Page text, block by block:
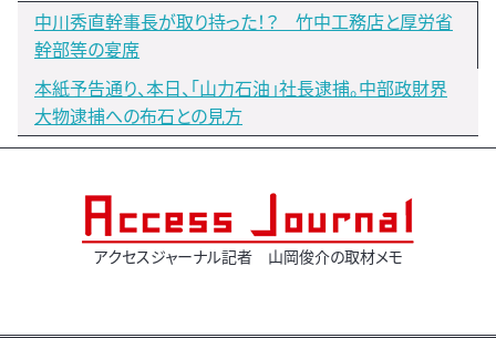
中川秀直幹事長が取り持った！？ 竹中工務店と厚労省
幹部等の宴席
本紙予告通り、本日、「山力石油」社長逮捕。中部政財界
大物逮捕への布石との見方
アクセスジャーナル記者 山岡俊介の取材メモ